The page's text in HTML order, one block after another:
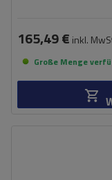
165,49 € inkl.
Große Menge